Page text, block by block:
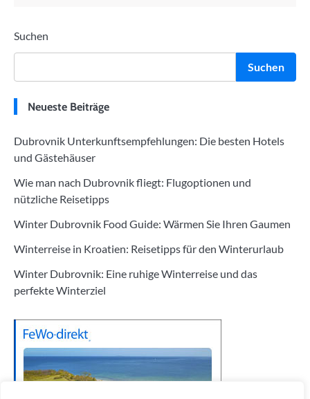
Suchen
Suchen
Neueste Beiträge
Dubrovnik Unterkunftsempfehlungen: Die besten Hotels
und Gästehäuser
Wie man nach Dubrovnik fliegt: Flugoptionen und
nützliche Reisetipps
Winter Dubrovnik Food Guide: Wärmen Sie Ihren Gaumen
Winterreise in Kroatien: Reisetipps für den Winterurlaub
Winter Dubrovnik: Eine ruhige Winterreise und das
perfekte Winterziel